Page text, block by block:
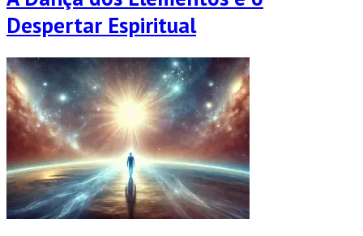
Despertar Espiritual